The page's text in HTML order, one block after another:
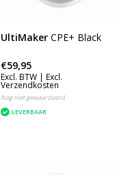
UltiMaker CPE+ Black
€59,95
Excl. BTW | Excl.
Verzendkosten
Nog niet gewaardeerd
LEVERBAAR